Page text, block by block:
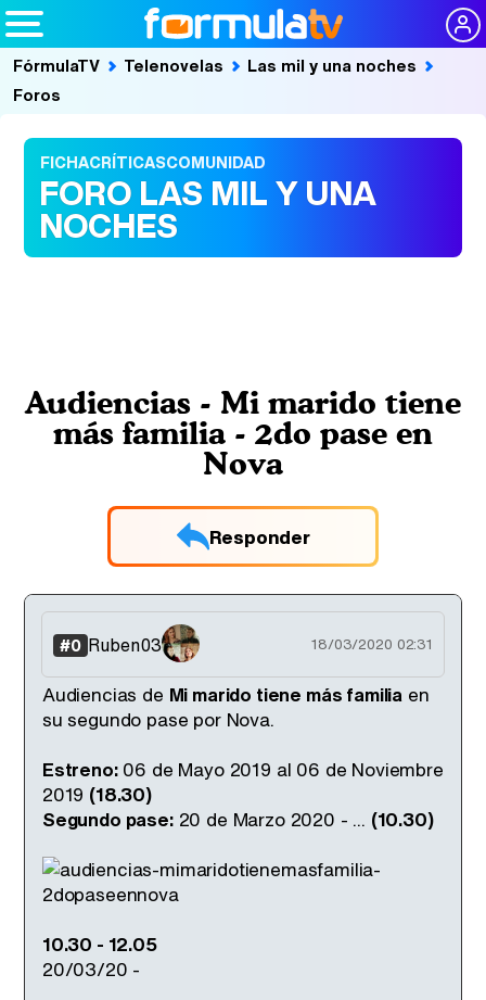
FórmulaTV Telenovelas
Las mil y una noches
Foros
FICHACRÍTICASCOMUNIDAD
FORO LAS MIL Y UNA
NOCHES
Audiencias - Mi marido tiene
más familia - 2do pase en
Nova
Responder
#0 Ruben03 18/03/2020 02:31
Audiencias de Mi marido tiene más familia en
su segundo pase por Nova.
Estreno:06 de Mayo 2019 al 06 de Noviembre
2019 (18.30)
Segundo pase:20 de Marzo 2020 - ... (10.30)
10.30 - 12.05
20/03/20 -